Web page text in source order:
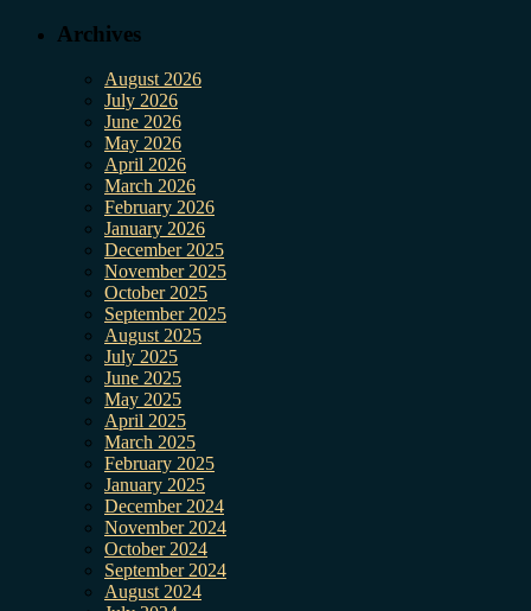
Archives
August 2026
July 2026
June 2026
May 2026
April 2026
March 2026
February 2026
January 2026
December 2025
November 2025
October 2025
September 2025
August 2025
July 2025
June 2025
May 2025
April 2025
March 2025
February 2025
January 2025
December 2024
November 2024
October 2024
September 2024
August 2024